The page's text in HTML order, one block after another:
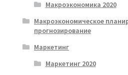
Макроэкономика 2020
Макроэкономическое
прогнозирование
Маркетинг
Маркетинг 2020